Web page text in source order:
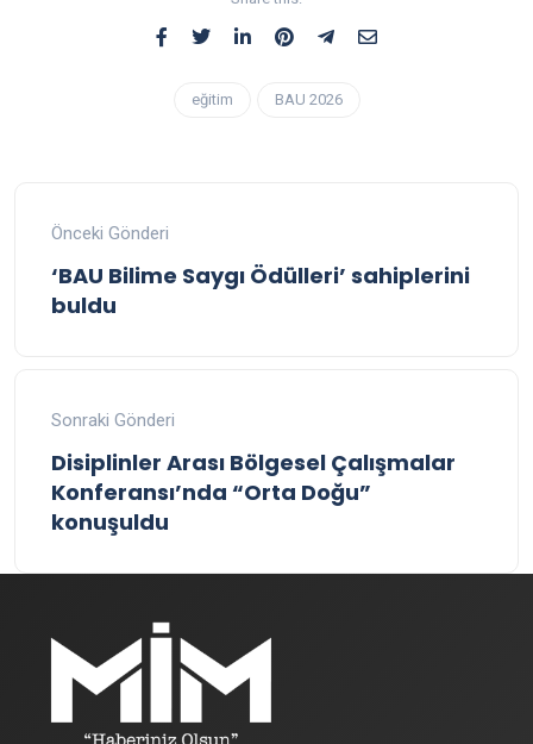
eğitim BAU 2026
Önceki Gönderi
‘BAU Bilime Saygı Ödülleri’ sahiplerini
buldu
Sonraki Gönderi
Disiplinler Arası Bölgesel Çalışmalar
Konferansı’nda “Orta Doğu”
konuşuldu